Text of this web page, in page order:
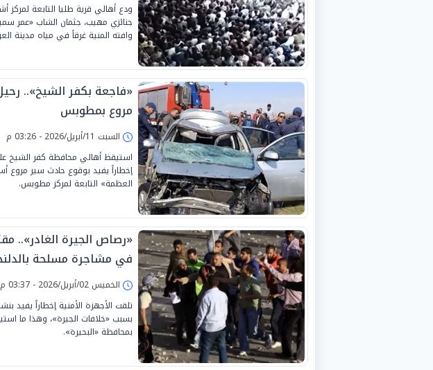
ودع أهالي قرية طليا التابعة
جنائزي مهيب، جثمان الشاب «عمر
وافته المنية غرقاً في مياه مدينة
«فاجعة بكفر الشيخ»..
مروع بمطوبس
السبت 11/أبريل/2026 - 03:26 م
استيقظ أهالي محافظة كفر الشيخ
إخطاراً يفيد بوقوع حادث سير مروع
العظمة» التابعة لمركز مطوبس.
«رصاص الجيرة
في مشاجرة مسلحة
الخميس 02/أبريل/2026 - 03:37 م
تلقت الأجهزة الأمنية إخطاراً يفيد
بسبب «خلافات الجيرة»، وهذا ما
بمحافظة «البحيرة».